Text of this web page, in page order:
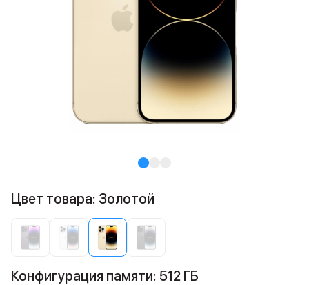
Цвет товара: Золотой
Конфигурация памяти: 512 ГБ